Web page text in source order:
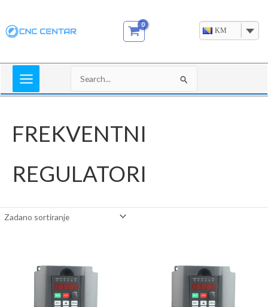
content
KM
Search
for:
FREKVENTNI
REGULATORI